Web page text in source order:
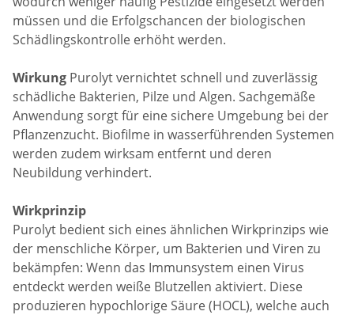
müssen und die Erfolgschancen der biologischen
Schädlingskontrolle erhöht werden.
Wirkung Purolyt vernichtet schnell und zuverlässig
schädliche Bakterien, Pilze und Algen. Sachgemäße
Anwendung sorgt für eine sichere Umgebung bei der
Pflanzenzucht. Biofilme in wasserführenden Systemen
werden zudem wirksam entfernt und deren
Neubildung verhindert.
Wirkprinzip
Purolyt bedient sich eines ähnlichen Wirkprinzips wie
der menschliche Körper, um Bakterien und Viren zu
bekämpfen: Wenn das Immunsystem einen Virus
entdeckt werden weiße Blutzellen aktiviert. Diese
produzieren hypochlorige Säure (HOCL), welche auch